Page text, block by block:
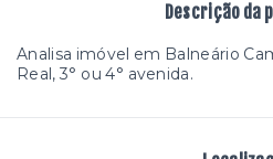
Descrição da
Analisa imóvel em Balneário
Real, 3° ou 4° avenida.